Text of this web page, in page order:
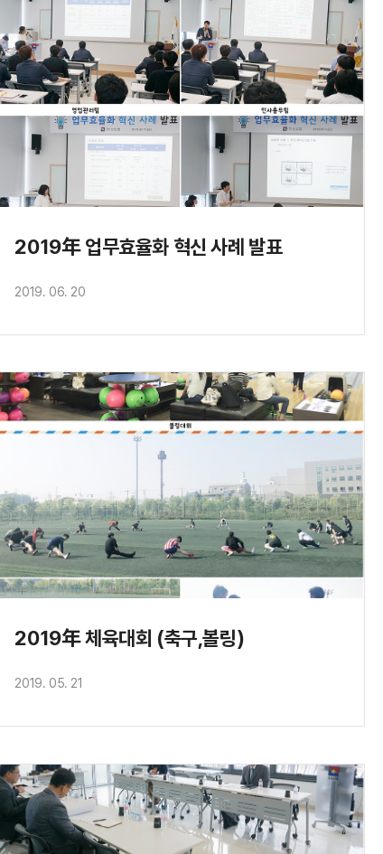
2019年 업무효율화 혁신 사례 발표
2019. 06. 20
2019年 체육대회 (축구,볼링)
2019. 05. 21